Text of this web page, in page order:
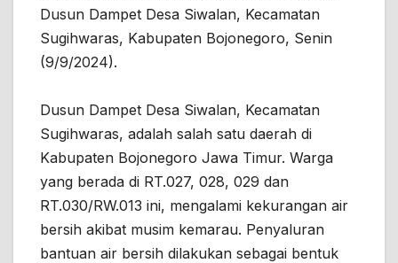
Dusun Dampet Desa Siwalan, Kecamatan
Sugihwaras, Kabupaten Bojonegoro, Senin
(9/9/2024).
Dusun Dampet Desa Siwalan, Kecamatan
Sugihwaras, adalah salah satu daerah di
Kabupaten Bojonegoro Jawa Timur. Warga
yang berada di RT.027, 028, 029 dan
RT.030/RW.013 ini, mengalami kekurangan air
bersih akibat musim kemarau. Penyaluran
bantuan air bersih dilakukan sebagai bentuk